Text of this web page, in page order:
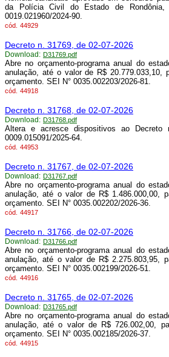
da Polícia Civil do Estado de
0019.021960/2024-90.
cód. 44929
Decreto n. 31769, de 02-07-2026
Download: D31769.pdf
Abre no orçamento-programa anual do
anulação, até o valor de R$ 20.779.033,10,
orçamento. SEI N° 0035.002203/2026-81.
cód. 44918
Decreto n. 31768, de 02-07-2026
Download: D31768.pdf
Altera e acresce dispositivos ao
0009.015091/2025-64.
cód. 44953
Decreto n. 31767, de 02-07-2026
Download: D31767.pdf
Abre no orçamento-programa anual do
anulação, até o valor de R$ 1.486.000,00,
orçamento. SEI N° 0035.002202/2026-36.
cód. 44917
Decreto n. 31766, de 02-07-2026
Download: D31766.pdf
Abre no orçamento-programa anual do
anulação, até o valor de R$ 2.275.803,95,
orçamento. SEI N° 0035.002199/2026-51.
cód. 44916
Decreto n. 31765, de 02-07-2026
Download: D31765.pdf
Abre no orçamento-programa anual do
anulação, até o valor de R$ 726.002,00,
orçamento. SEI N° 0035.002185/2026-37.
cód. 44915